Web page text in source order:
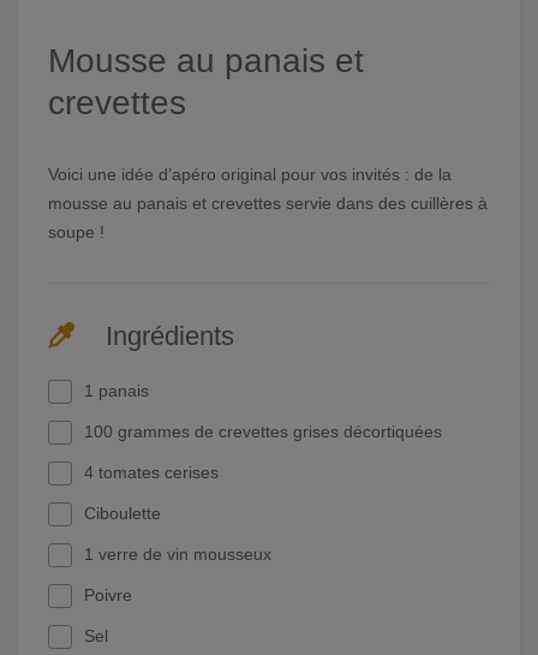
Mousse au panais et
crevettes
Voici une idée d’apéro original pour vos invités : de la
mousse au panais et crevettes servie dans des cuillères à
soupe !
Ingrédients
1 panais
100 grammes de crevettes grises décortiquées
4 tomates cerises
Ciboulette
1 verre de vin mousseux
Poivre
Sel